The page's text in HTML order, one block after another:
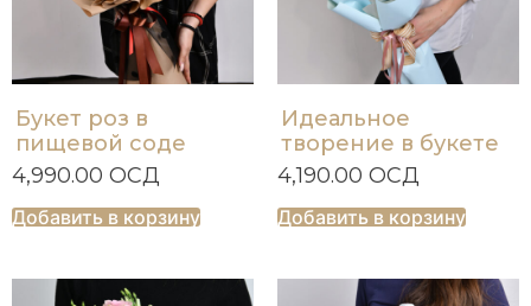
Букет роз в
пищевой соде
4,990.00 ОСД
Добавить в корзину
Идеальное
творение в букете
4,190.00 ОСД
Добавить в корзину